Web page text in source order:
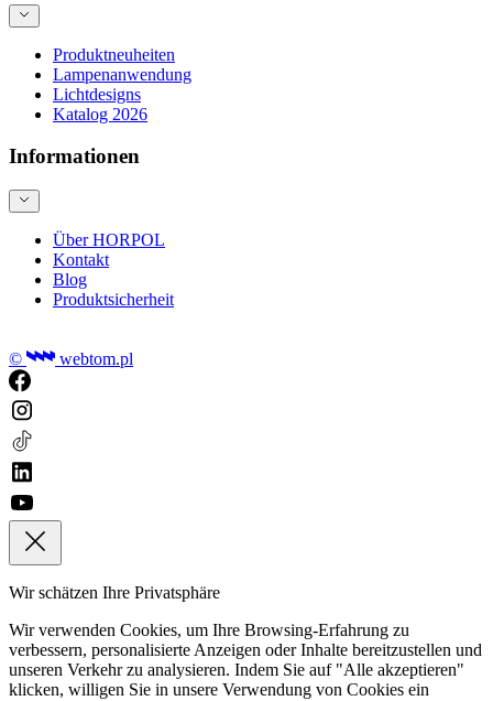
Produktneuheiten
Lampenanwendung
Lichtdesigns
Katalog 2026
Informationen
Über HORPOL
Kontakt
Blog
Produktsicherheit
© webtom.pl
Wir schätzen Ihre Privatsphäre
Wir verwenden Cookies, um Ihre Browsing-Erfahrung zu
verbessern, personalisierte Anzeigen oder Inhalte bereitzustellen und
unseren Verkehr zu analysieren. Indem Sie auf "Alle akzeptieren"
klicken, willigen Sie in unsere Verwendung von Cookies ein